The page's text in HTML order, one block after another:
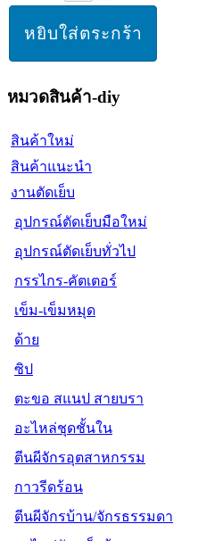
หมวดสินค้า-diy
สินค้าใหม่
สินค้าแนะนำ
งานตัดเย็บ
อุปกรณ์ตัดเย็บมือใหม่
อุปกรณ์ตัดเย็บทั่วไป
กรรไกร-คัตเตอร์
เข็ม-เข็มหมุด
ด้าย
ซิป
ตะขอ สแนป สายบรา
อะไหล่ชุดชั้นใน
ตีนผีจักรอุตสาหกรรม
กาวรีดร้อน
ตีนผีจักรบ้าน/จักรธรรมดา